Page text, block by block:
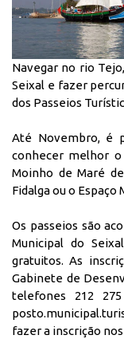
Navegar no rio
Seixal e fazer
dos Passeios
Até Novembro, é
conhecer melhor
Moinho de Maré
Fidalga ou o
Os passeios são
Municipal do
gratuitos. As
Gabinete de
telefones 212
fazer a inscrição